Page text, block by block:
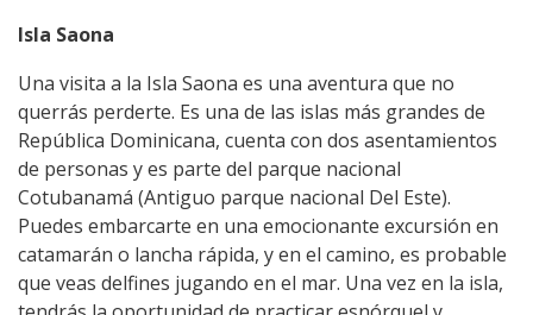
Isla Saona
Una visita a la Isla Saona es una aventura que no
querrás perderte. Es una de las islas más grandes de
República Dominicana, cuenta con dos asentamientos
de personas y es parte del parque nacional
Cotubanamá (Antiguo parque nacional Del Este).
Puedes embarcarte en una emocionante excursión en
catamarán o lancha rápida, y en el camino, es probable
que veas delfines jugando en el mar. Una vez en la isla,